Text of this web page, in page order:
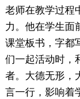
老师在教学过程
力。他在学生面
课堂板书，字都
们一起活动时，
者。大德无形，
言一行，影响着